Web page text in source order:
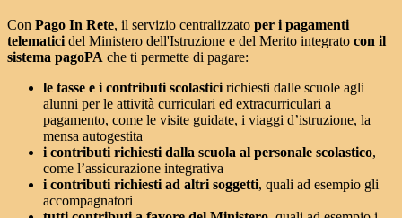
Con Pago In Rete, il servizio centralizzato per i pagamenti
telematici del Ministero dell'Istruzione e del Merito integrato con il
sistema pagoPA che ti permette di pagare:
le tasse e i contributi scolastici richiesti dalle scuole agli
alunni per le attività curriculari ed extracurriculari a
pagamento, come le visite guidate, i viaggi d’istruzione, la
mensa autogestita
i contributi richiesti dalla scuola al personale scolastico,
come l’assicurazione integrativa
i contributi richiesti ad altri soggetti, quali ad esempio gli
accompagnatori